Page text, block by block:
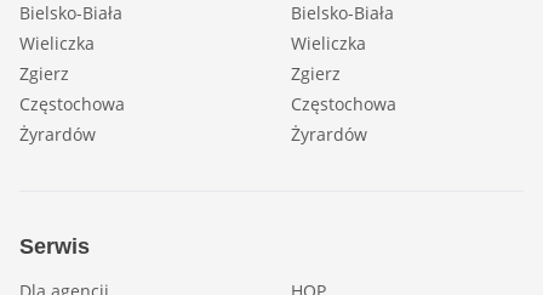
Bielsko-Biała
Wieliczka
Zgierz
Częstochowa
Żyrardów
Bielsko-Biała
Wieliczka
Zgierz
Częstochowa
Żyrardów
Serwis